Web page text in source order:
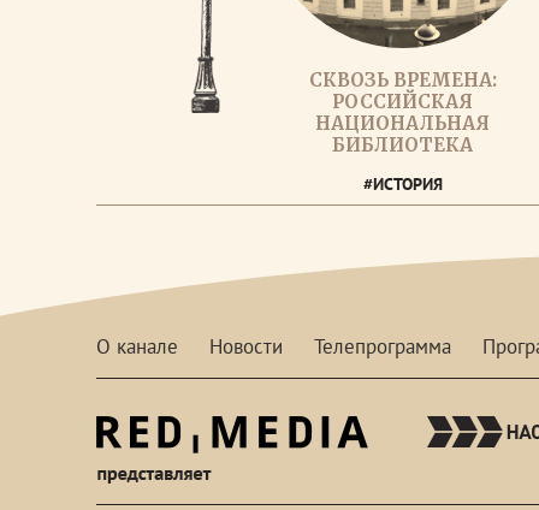
СКВОЗЬ ВРЕМЕНА:
РОССИЙСКАЯ
НАЦИОНАЛЬНАЯ
БИБЛИОТЕКА
#ИСТОРИЯ
О канале Новости Телепрограмма